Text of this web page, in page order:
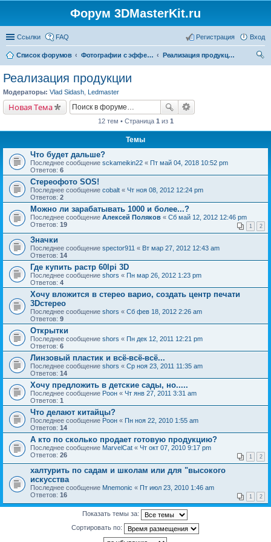
Форум 3DMasterKit.ru
Ссылки FAQ Вход
Регистрация
Список форумов Фотографии с эффектом стерео, варио, 3D, анимации, морфинга
Реализация продукции
Реализация продукции
Модераторы: Vlad Sidash Ledmaster
Новая Тема
12 тем • Страница 1 из 1
Темы
Что будет дальше?
Последнее сообщение sckameikin22 « Пт май 04, 2018 10:52 pm
Ответов: 6
Стереофото SOS!
Последнее сообщение cobalt « Чт ноя 08, 2012 12:24 pm
Ответов: 2
Можно ли зарабатывать 1000 и более...?
Последнее сообщение Алексей Поляков « Сб май 12, 2012 12:46 pm
Ответов: 19 1 2
Значки
Последнее сообщение spector911 « Вт мар 27, 2012 12:43 am
Ответов: 14
Где купить растр 60lpi 3D
Последнее сообщение shors « Пн мар 26, 2012 1:23 pm
Ответов: 4
Хочу вложится в стерео варио, создать центр печати
3Dстерео
Последнее сообщение shors « Сб фев 18, 2012 2:26 am
Ответов: 9
Открытки
Последнее сообщение shors « Пн дек 12, 2011 12:21 pm
Ответов: 6
Линзовый пластик и всё-всё-всё...
Последнее сообщение shors « Ср ноя 23, 2011 11:35 am
Ответов: 14
Хочу предложить в детские сады, но.....
Последнее сообщение Pоон « Чт янв 27, 2011 3:31 am
Ответов: 1
Что делают китайцы?
Последнее сообщение Pоон « Пн ноя 22, 2010 1:55 am
Ответов: 14
А кто по сколько продает готовую продукцию?
Последнее сообщение MarvelCat « Чт окт 07, 2010 9:17 pm
Ответов: 26 1 2
халтурить по садам и школам или для "высокого
искусства
Последнее сообщение Mnemonic « Пт июл 23, 2010 1:46 am
Ответов: 16 1 2
Показать темы за:
Сортировать по: